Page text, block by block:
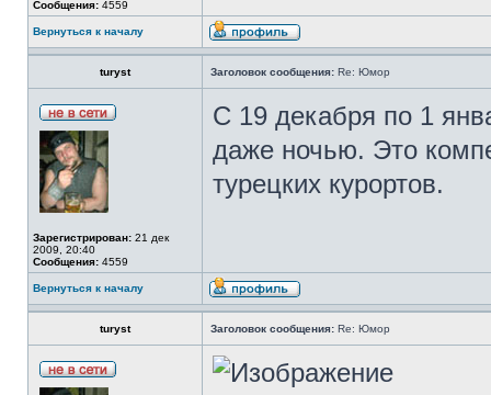
Сообщения: 4559
Вернуться к началу
turyst Заголовок сообщения: Re: Юмор
Зарегистрирован: 21 дек
2009, 20:40
Сообщения: 4559
С 19 декабря по 1
даже ночью. Это
турецких курортов.
Вернуться к началу
turyst Заголовок сообщения: Re: Юмор